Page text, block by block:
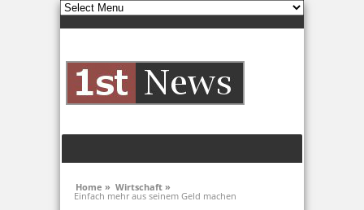
Home » Wirtschaft »
Einfach mehr aus seinem Geld machen